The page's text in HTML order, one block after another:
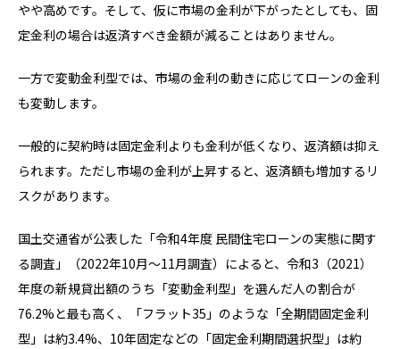
やや高めです。そして、仮に市場の金利が下がったとしても、固
定金利の場合は返済すべき金額が減ることはありません。
一方で変動金利型では、市場の金利の動きに応じてローンの金利
も変動します。
一般的に契約時は固定金利よりも金利が低くなり、返済額は抑え
られます。ただし市場の金利が上昇すると、返済額も増加するリ
スクがあります。
国土交通省が公表した「令和4年度 民間住宅ローンの実態に関す
る調査」（2022年10月～11月調査）によると、令和3（2021）
年度の新規貸出額のうち「変動金利型」を選んだ人の割合が
76.2%と最も高く、「フラット35」のような「全期間固定金利
型」は約3.4%、10年固定などの「固定金利期間選択型」は約